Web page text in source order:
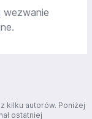
wezwanie
kilku autorów. Poniżej
ostatniej